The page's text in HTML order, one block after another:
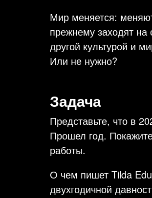
Мир меняется:
прежнему заходят
другой культурой и
Или не нужно?
Задача
Представьте, что в
Прошел год.
работы.
О чем пишет Tilda
двухгодичной